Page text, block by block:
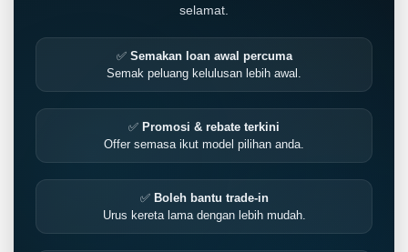
selamat.
✅ Semakan loan awal percuma
Semak peluang kelulusan lebih awal.
✅ Promosi & rebate terkini
Offer semasa ikut model pilihan anda.
✅ Boleh bantu trade-in
Urus kereta lama dengan lebih mudah.